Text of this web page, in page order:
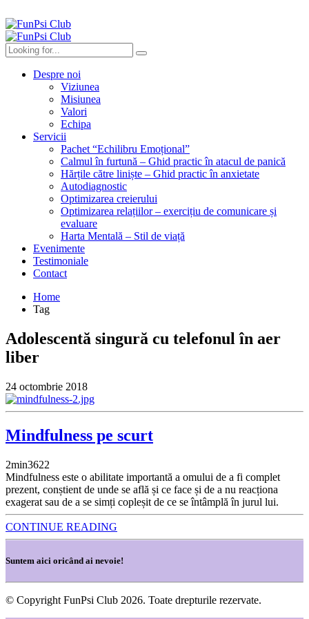
Despre noi
Viziunea
Misiunea
Valori
Echipa
Servicii
Pachet “Echilibru Emoțional”
Calmul în furtună – Ghid practic în atacul de panică
Hărțile către liniște – Ghid practic în anxietate
Autodiagnostic
Optimizarea creierului
Optimizarea relațiilor – exercițiu de comunicare și
evaluare
Harta Mentală – Stil de viață
Evenimente
Testimoniale
Contact
Home
Tag
Adolescentă singură cu telefonul în aer
liber
24 octombrie 2018
Mindfulness pe scurt
2min3622
Mindfulness este o abilitate importantă a omului de a fi complet
prezent, conștient de unde se află și ce face și de a nu reacționa
exagerat sau de a se simți copleșit de ce se întâmplă în jurul lui.
CONTINUE READING
Suntem aici oricând ai nevoie!
© Copyright FunPsi Club 2026. Toate drepturile rezervate.